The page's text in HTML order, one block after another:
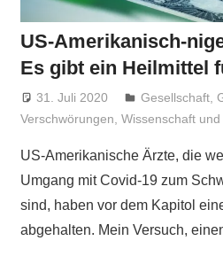
US-Amerikanisch-
Es gibt ein Heilmittel
31. Juli 2020 Niki Vogt
Gesellschaft ,
Verschwörungen Wissenschaft
US-Amerikanische Ärzte, die
Umgang mit Covid-19 zum
sind, haben vor dem Kapitol
abgehalten. Mein Versuch,